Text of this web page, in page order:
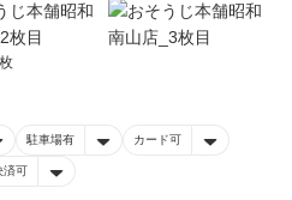
駐車場有 カード可
済可